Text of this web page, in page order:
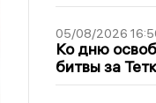
05/08/2026
Ко дню
битвы за